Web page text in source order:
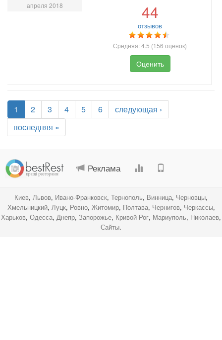
апреля 2018 44
отзывов
Средняя:4.5 (156 оценок)
Оценить
1 2 3 4 5 6
следующая ›
последняя »
Реклама
Киев, Львов, Ивано-Франковск, Тернополь, Винница, Черновцы,
Хмельницкий, Луцк, Ровно, Житомир, Полтава, Чернигов, Черкассы,
Харьков, Одесса, Днепр, Запорожье, Кривой Рог, Мариуполь, Николаев,
Сайты.